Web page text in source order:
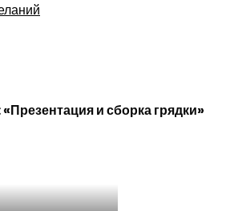
и сборка грядки»